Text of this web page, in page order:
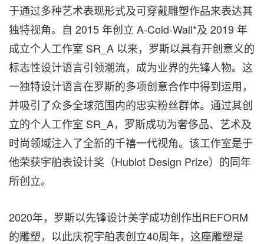
于通过多种艺术表现形式及可穿戴雕塑作品来表达其
独特视角。自 2015 年创立 A-Cold-Wall*及 2019 年
成立个人工作室 SR_A 以来，罗斯以具有开创意义的
标志性设计语言引领潮流，成为业界的先锋人物。这
一独特设计语言在罗斯的多项创意合作中得到运用，
并吸引了众多全球范围内的忠实粉丝群体。通过其创
立的个人工作室 SR_A，罗斯成功为奢侈品、艺术及
时尚领域注入了全新的千禧一代视角。该工作室是于
他荣获宇舶表设计奖（Hublot Design Prize）的同年
所创立。
2020年，罗斯以先锋设计美学成功创作出REFORM
的雕塑，以此庆祝宇舶表创立40周年，这座雕塑是